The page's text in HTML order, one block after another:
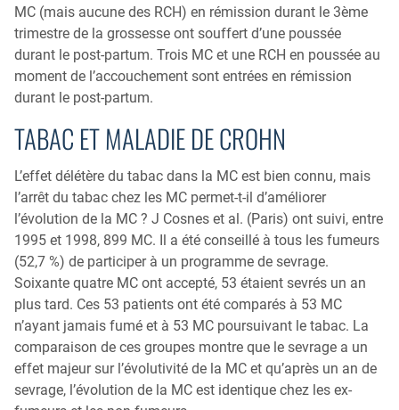
MC (mais aucune des RCH) en rémission durant le 3ème
trimestre de la grossesse ont souffert d’une poussée
durant le post-partum. Trois MC et une RCH en poussée au
moment de l’accouchement sont entrées en rémission
durant le post-partum.
TABAC ET MALADIE DE CROHN
L’effet délétère du tabac dans la MC est bien connu, mais
l’arrêt du tabac chez les MC permet-t-il d’améliorer
l’évolution de la MC ? J Cosnes et al. (Paris) ont suivi, entre
1995 et 1998, 899 MC. Il a été conseillé à tous les fumeurs
(52,7 %) de participer à un programme de sevrage.
Soixante quatre MC ont accepté, 53 étaient sevrés un an
plus tard. Ces 53 patients ont été comparés à 53 MC
n’ayant jamais fumé et à 53 MC poursuivant le tabac. La
comparaison de ces groupes montre que le sevrage a un
effet majeur sur l’évolutivité de la MC et qu’après un an de
sevrage, l’évolution de la MC est identique chez les ex-